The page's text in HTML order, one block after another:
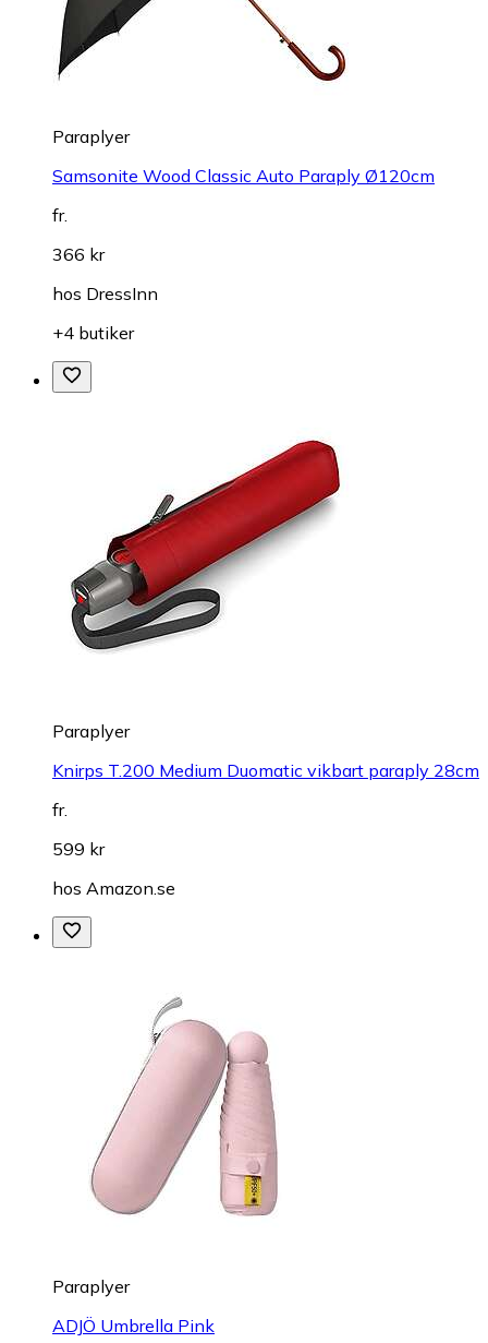
Paraplyer
Samsonite Wood Classic Auto Paraply Ø120cm
fr.
366 kr
hos DressInn
+4 butiker
Paraplyer
Knirps T.200 Medium Duomatic vikbart paraply 28cm
fr.
599 kr
hos Amazon.se
Paraplyer
ADJÖ Umbrella Pink